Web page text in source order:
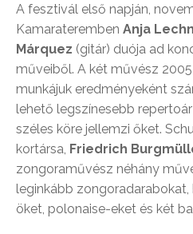
A fesztivál első napján,
Kamarateremben Anja
Márquez (gitár) duója ad
műveiből. A két művész
munkájuk eredményeként
lehető legszínesebb
széles köre jellemzi őket.
kortársa, Friedrich
zongoraművész néhány
leginkább
öket, polonaise-eket és két